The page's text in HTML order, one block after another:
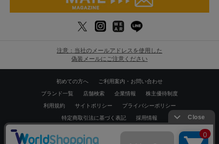
注意：当社のメールアドレスを使用した
偽装メールにご注意ください
初めての方へ ご利用案内・お問い合わせ
ブランド一覧 店舗検索 企業情報 株主優待制度
利用規約 サイトポリシー プライバシーポリシー
特定商取引法に基づく表記 採用情報
Copyrights © WORLD CO.,LTD. All rights reserved.